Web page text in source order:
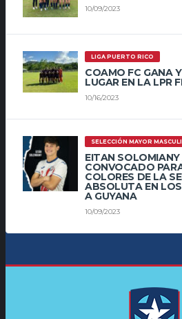
10/09/2023
LIGA PUERTO RICO
COAMO FC GANA
LUGAR EN LA LPR
10/16/2023
SELECCIÓN MAYOR
EITAN SOLOMIANY
CONVOCADO
COLORES DE LA
ABSOLUTA EN
A GUYANA
10/09/2023